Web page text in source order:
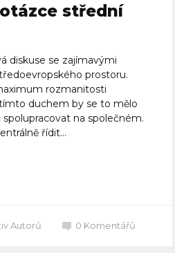
střední
diskuse se zajímavými
prostoru.
rozmanitosti
duchem by se to mělo
spolupracovat na společném.
řídit...
Autorů 0 Komentářů